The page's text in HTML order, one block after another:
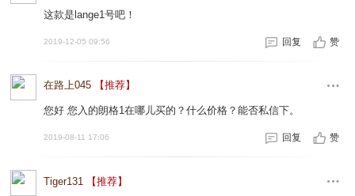
这款是lange1号吧！
2019-12-05 09:56 回复 赞
在路上045 【推荐】
您好 您入的朗格1在哪儿买的？什么价格？能否私信下。
2019-08-11 17:06 回复 赞
Tiger131 【推荐】